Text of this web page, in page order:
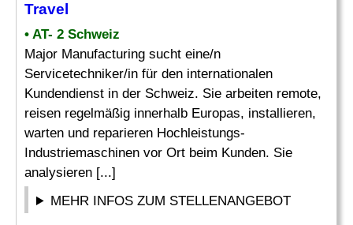
Travel
• AT- 2 Schweiz
Major Manufacturing sucht eine/n
Servicetechniker/in für den internationalen
Kundendienst in der Schweiz. Sie arbeiten remote,
reisen regelmäßig innerhalb Europas, installieren,
warten und reparieren Hochleistungs-
Industriemaschinen vor Ort beim Kunden. Sie
analysieren [...]
MEHR INFOS ZUM STELLENANGEBOT